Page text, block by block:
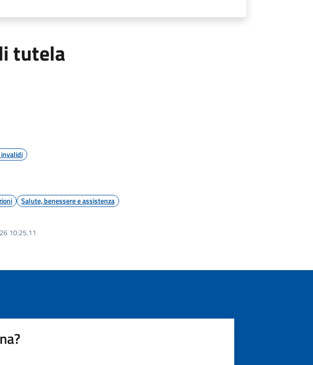
tutela
Salute, benessere e assistenza
10:25.11